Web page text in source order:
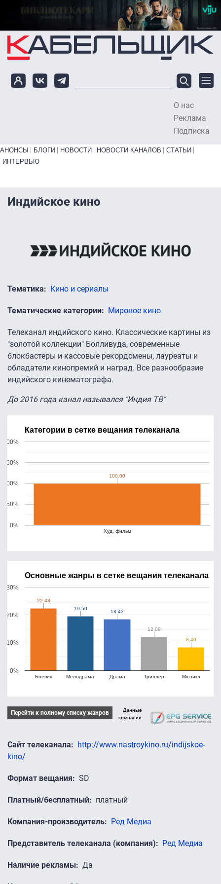
Перейти к основному содержанию
О нас
Реклама
Подписка
Primary links bottom
АНОНСЫ БЛОГИ НОВОСТИ НОВОСТИ КАНАЛОВ
СТАТЬИ
ИНТЕРВЬЮ
Индийское кино
Тематика Кино и сериалы
Тематические категории Мировое кино
Телеканал индийского кино. Классические картины из
"золотой коллекции" Болливуда, современные
блокбастеры и кассовые рекордсмены, лауреаты и
обладатели кинопремий и наград. Все разнообразие
индийского кинематографа.
До 2016 года канал назывался "Индия ТВ"
Категории в сетке вещания телеканала
Худ. фильм
0%
50%
100%
150%
200%
100.00
100.00
Основные жанры в сетке вещания телеканала
Боевик Мелодрама Драма Триллер Мюзикл
0%
10%
20%
30%
22.43
22.43
19.50
19.50
18.42
18.42
12.09
12.09
8.40
8.40
Перейти к полному списку жанров
Данные
компании
Сайт телеканала
http://www.nastroykino.ru/indijskoe-
kino/
Формат вещания SD
Платный/бесплатный платный
Компания-производитель Ред Медиа
Представитель телеканала (компания) Ред Медиа
Наличие рекламы Да